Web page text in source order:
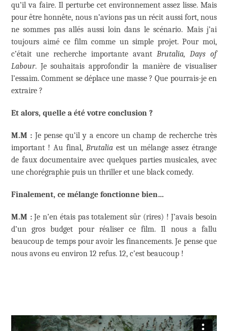
qu’il va faire. Il perturbe cet environnement assez lisse. Mais
pour être honnête, nous n’avions pas un récit aussi fort, nous
ne sommes pas allés aussi loin dans le scénario. Mais j’ai
toujours aimé ce film comme un simple projet. Pour moi,
c’était une recherche importante avant Brutalia, Days of
Labour. Je souhaitais approfondir la manière de visualiser
l’essaim. Comment se déplace une masse ? Que pourrais-je en
extraire ?
Et alors, quelle a été votre conclusion ?
M.M : Je pense qu’il y a encore un champ de recherche très
important ! Au final, Brutalia est un mélange assez étrange
de faux documentaire avec quelques parties musicales, avec
une chorégraphie puis un thriller et une black comedy.
Finalement, ce mélange fonctionne bien…
M.M :Je n’en étais pas totalement sûr (rires) ! J’avais besoin
d’un gros budget pour réaliser ce film. Il nous a fallu
beaucoup de temps pour avoir les financements. Je pense que
nous avons eu environ 12 refus. 12, c’est beaucoup !